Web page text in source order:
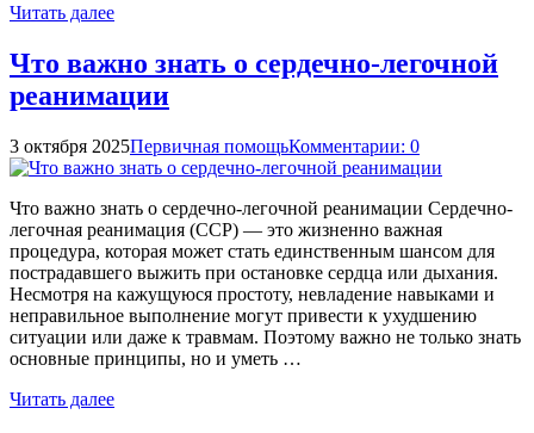
Читать далее
Что важно знать о сердечно-легочной
реанимации
3 октября 2025Первичная помощьКомментарии: 0
Что важно знать о сердечно-легочной реанимации Сердечно-
легочная реанимация (ССР) — это жизненно важная
процедура, которая может стать единственным шансом для
пострадавшего выжить при остановке сердца или дыхания.
Несмотря на кажущуюся простоту, невладение навыками и
неправильное выполнение могут привести к ухудшению
ситуации или даже к травмам. Поэтому важно не только знать
основные принципы, но и уметь …
Читать далее